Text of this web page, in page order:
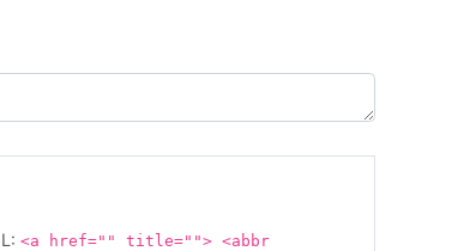
<a href="" title=""> <abbr